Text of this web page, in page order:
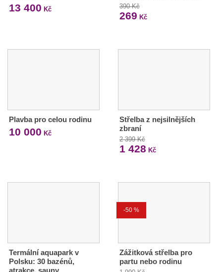
13 400 Kč 390 Kč
269 Kč
Plavba pro celou rodinu
10 000 Kč
Střelba z nejsilnějších
zbraní
2 399 Kč
1 428 Kč
Termální aquapark v
Polsku: 30 bazénů,
atrakce, sauny
-50 %
Zážitková střelba pro
partu nebo rodinu